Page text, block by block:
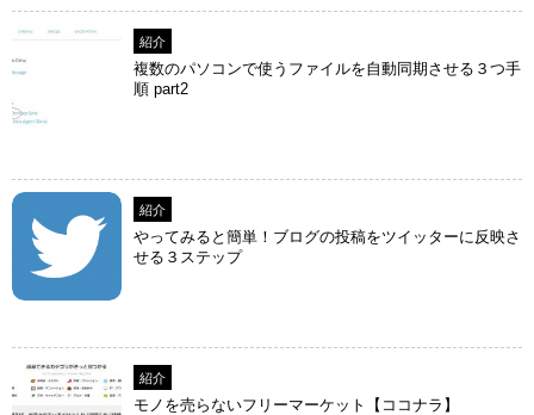
紹介
複数のパソコンで使うファイルを自動同期させる３つ手
順 part2
紹介
やってみると簡単！ブログの投稿をツイッターに反映さ
せる３ステップ
紹介
モノを売らないフリーマーケット【ココナラ】